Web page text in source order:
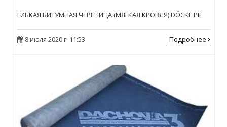
ГИБКАЯ БИТУМНАЯ ЧЕРЕПИЦА (МЯГКАЯ КРОВЛЯ) DÖCKE PIE
8 июля 2020 г. 11:53 Подробнее